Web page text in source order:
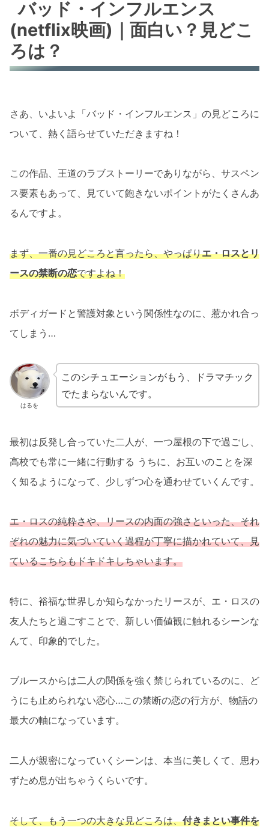
バッド・インフルエンス
(netflix映画)｜面白い？見どこ
ろは？
さあ、いよいよ「バッド・インフルエンス」の見どころに
ついて、熱く語らせていただきますね！
この作品、王道のラブストーリーでありながら、サスペン
ス要素もあって、見ていて飽きないポイントがたくさんあ
るんですよ。
まず、一番の見どころと言ったら、やっぱりエ・ロスとリ
ースの禁断の恋ですよね！
ボディガードと警護対象という関係性なのに、惹かれ合っ
てしまう…
はるを
このシチュエーションがもう、ドラマチック
でたまらないんです。
最初は反発し合っていた二人が、一つ屋根の下で過ごし、
高校でも常に一緒に行動する うちに、お互いのことを深
く知るようになって、少しずつ心を通わせていくんです。
エ・ロスの純粋さや、リースの内面の強さといった、それ
ぞれの魅力に気づいていく過程が丁寧に描かれていて、見
ているこちらもドキドキしちゃいます。
特に、裕福な世界しか知らなかったリースが、エ・ロスの
友人たちと過ごすことで、新しい価値観に触れるシーンな
んて、印象的でした。
ブルースからは二人の関係を強く禁じられているのに、ど
うにも止められない恋心…この禁断の恋の行方が、物語の
最大の軸になっています。
二人が親密になっていくシーンは、本当に美しくて、思わ
ずため息が出ちゃうくらいです。
そして、もう一つの大きな見どころは、付きまとい事件を